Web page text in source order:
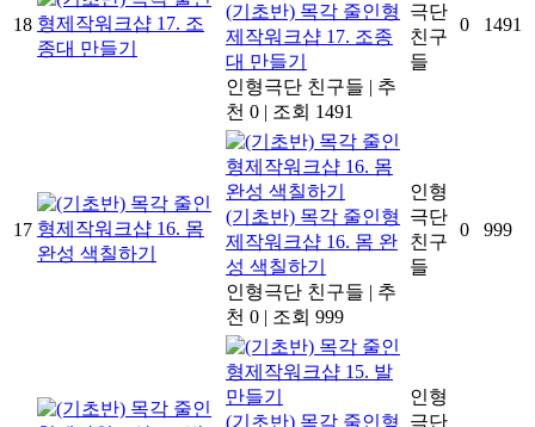
18
(기초반) 목각 줄인형
제작워크샵 17. 조종
대 만들기
인형극단 친구들 | 추
천 0 | 조회 1491
극단
친구
들
0 1491
17
(기초반) 목각 줄인형
제작워크샵 16. 몸 완
성 색칠하기
인형극단 친구들 | 추
천 0 | 조회 999
인형
극단
친구
들
0 999
(기초반) 목각 줄인형
인형
극단